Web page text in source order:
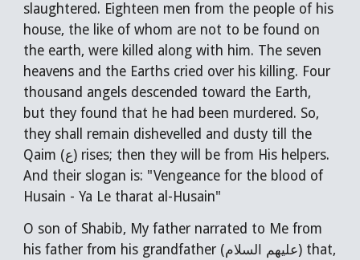
slaughtered. Eighteen men from the people of his
house, the like of whom are not to be found on
the earth, were killed along with him. The seven
heavens and the Earths cried over his killing. Four
thousand angels descended toward the Earth,
but they found that he had been murdered. So,
they shall remain dishevelled and dusty till the
Qaim (ع) rises; then they will be from His helpers.
And their slogan is: "Vengeance for the blood of
Husain -Ya Le tharat al-Husain"
O son of Shabib, My father narrated to Me from
his father from his grandfather (عليهم السلام) that,